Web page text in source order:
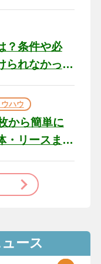
？条件や必
られなかっ
ハウ
から簡単に
・リースま
ース